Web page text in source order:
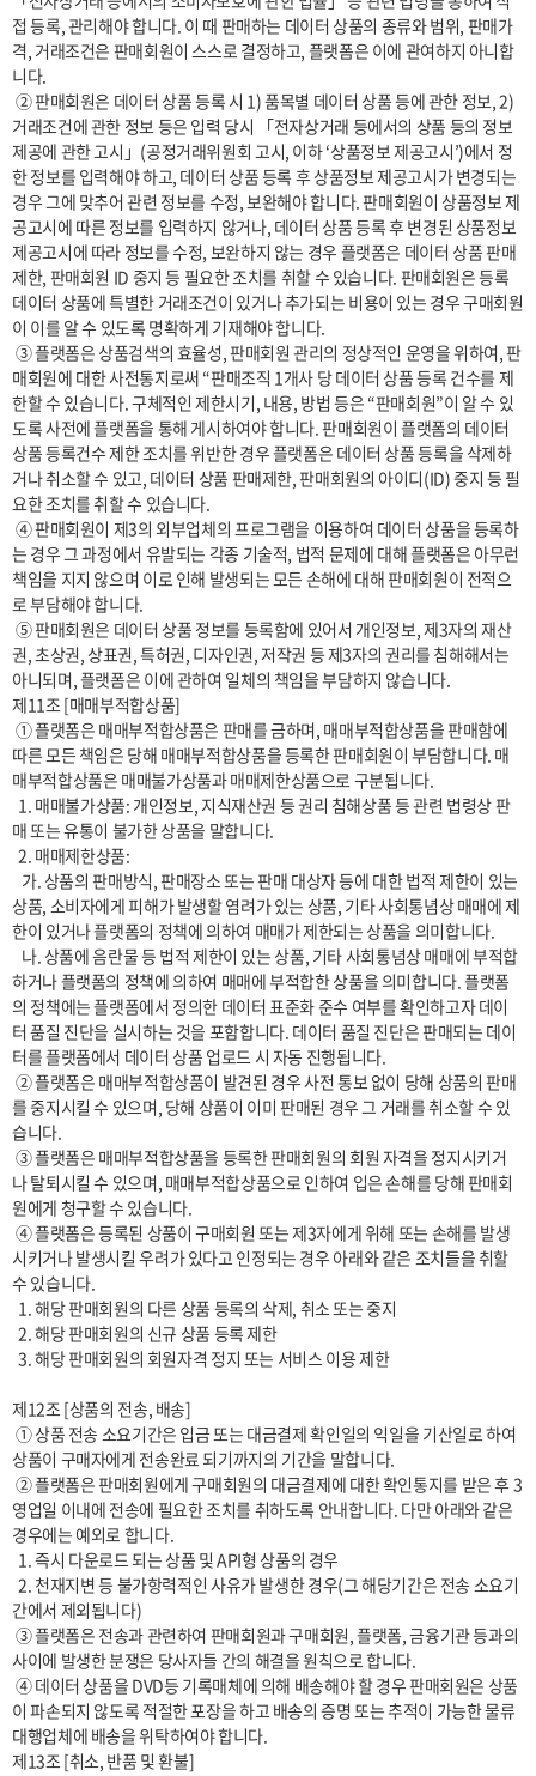
접 등록, 관리해야 합니다. 이 때 판매하는 데이터 상품의 종류와 범위, 판매가
격, 거래조건은 판매회원이 스스로 결정하고, 플랫폼은 이에 관여하지 아니합
니다.
거래조건에 관한 정보 등은 입력 당시 「전자상거래 등에서의 상품 등의 정보
제공에 관한 고시」(공정거래위원회 고시, 이하 ‘상품정보 제공고시’)에서 정
한 정보를 입력해야 하고, 데이터 상품 등록 후 상품정보 제공고시가 변경되는
경우 그에 맞추어 관련 정보를 수정, 보완해야 합니다. 판매회원이 상품정보 제
공고시에 따른 정보를 입력하지 않거나, 데이터 상품 등록 후 변경된 상품정보
제공고시에 따라 정보를 수정, 보완하지 않는 경우 플랫폼은 데이터 상품 판매
제한, 판매회원 ID 중지 등 필요한 조치를 취할 수 있습니다. 판매회원은 등록
데이터 상품에 특별한 거래조건이 있거나 추가되는 비용이 있는 경우 구매회원
이 이를 알 수 있도록 명확하게 기재해야 합니다.
매회원에 대한 사전통지로써 “판매조직 1개사 당 데이터 상품 등록 건수를 제
한할 수 있습니다. 구체적인 제한시기, 내용, 방법 등은 “판매회원”이 알 수 있
도록 사전에 플랫폼을 통해 게시하여야 합니다. 판매회원이 플랫폼의 데이터
상품 등록건수 제한 조치를 위반한 경우 플랫폼은 데이터 상품 등록을 삭제하
거나 취소할 수 있고, 데이터 상품 판매제한, 판매회원의 아이디(ID) 중지 등 필
요한 조치를 취할 수 있습니다.
는 경우 그 과정에서 유발되는 각종 기술적, 법적 문제에 대해 플랫폼은 아무런
책임을 지지 않으며 이로 인해 발생되는 모든 손해에 대해 판매회원이 전적으
로 부담해야 합니다.
권, 초상권, 상표권, 특허권, 디자인권, 저작권 등 제3자의 권리를 침해해서는
아니되며, 플랫폼은 이에 관하여 일체의 책임을 부담하지 않습니다.
제11조 [매매부적합상품]
따른 모든 책임은 당해 매매부적합상품을 등록한 판매회원이 부담합니다. 매
매부적합상품은 매매불가상품과 매매제한상품으로 구분됩니다.
매 또는 유통이 불가한 상품을 말합니다.
  2. 매매제한상품:
상품, 소비자에게 피해가 발생할 염려가 있는 상품, 기타 사회통념상 매매에 제
한이 있거나 플랫폼의 정책에 의하여 매매가 제한되는 상품을 의미합니다.
하거나 플랫폼의 정책에 의하여 매매에 부적합한 상품을 의미합니다. 플랫폼
의 정책에는 플랫폼에서 정의한 데이터 표준화 준수 여부를 확인하고자 데이
터 품질 진단을 실시하는 것을 포함합니다. 데이터 품질 진단은 판매되는 데이
터를 플랫폼에서 데이터 상품 업로드 시 자동 진행됩니다.
를 중지시킬 수 있으며, 당해 상품이 이미 판매된 경우 그 거래를 취소할 수 있
습니다.
나 탈퇴시킬 수 있으며, 매매부적합상품으로 인하여 입은 손해를 당해 판매회
원에게 청구할 수 있습니다.
시키거나 발생시킬 우려가 있다고 인정되는 경우 아래와 같은 조치들을 취할
수 있습니다.
  2. 해당 판매회원의 신규 상품 등록 제한
  3. 해당 판매회원의 회원자격 정지 또는 서비스 이용 제한
제12조 [상품의 전송, 배송]
상품이 구매자에게 전송완료 되기까지의 기간을 말합니다.
영업일 이내에 전송에 필요한 조치를 취하도록 안내합니다. 다만 아래와 같은
경우에는 예외로 합니다.
  2. 천재지변 등 불가항력적인 사유가 발생한 경우(그 해당기간은 전송 소요기
간에서 제외됩니다)
사이에 발생한 분쟁은 당사자들 간의 해결을 원칙으로 합니다.
이 파손되지 않도록 적절한 포장을 하고 배송의 증명 또는 추적이 가능한 물류
대행업체에 배송을 위탁하여야 합니다.
제13조 [취소, 반품 및 환불]